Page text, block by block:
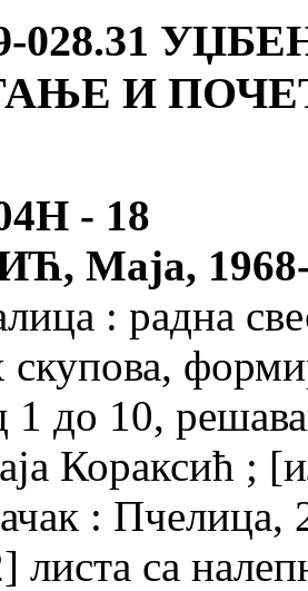
9-028.31
И
- 18
Маја,
: радна
скупова,
1 до 10,
Кораксић ;
: Пчелица,
листа са